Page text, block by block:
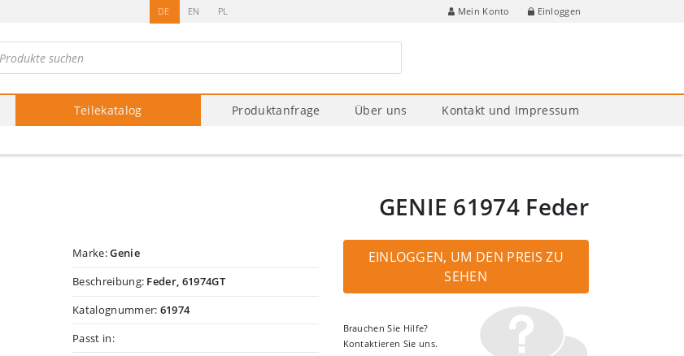
DE EN PL Mein Konto Einloggen
Teilekatalog Produktanfrage Über uns Kontakt und Impressum
GENIE 61974 Feder
Marke:Genie
Beschreibung: Feder, 61974GT
Katalognummer: 61974
Passt in:
EINLOGGEN, UM DEN PREIS ZU
SEHEN
Brauchen Sie Hilfe?
Kontaktieren Sie uns.